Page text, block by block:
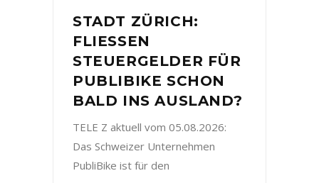
STADT ZÜRICH:
FLIESSEN
STEUERGELDER FÜR
PUBLIBIKE SCHON
BALD INS AUSLAND?
TELE Z aktuell vom 05.08.2026:
Das Schweizer Unternehmen
PubliBike ist für den